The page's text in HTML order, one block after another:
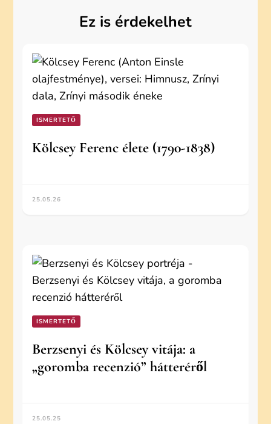
Ez is érdekelhet
ISMERTETŐ
Kölcsey Ferenc élete (1790-1838)
25.05.26
ISMERTETŐ
Berzsenyi és Kölcsey vitája: a
„goromba recenzió” hátteréről
25.05.25